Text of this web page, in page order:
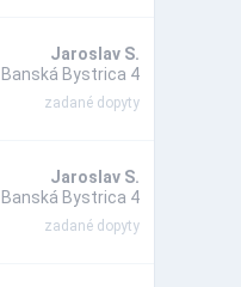
Jaroslav S.
Banská Bystrica 4
zadané dopyty
Jaroslav S.
Banská Bystrica 4
zadané dopyty